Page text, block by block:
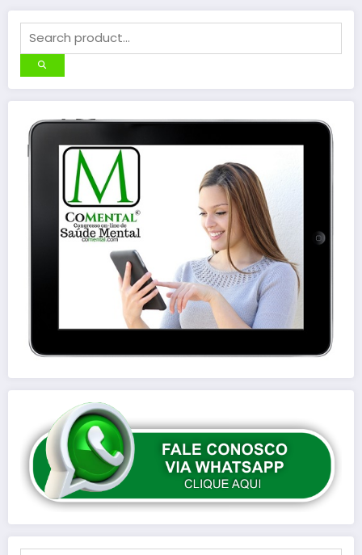
Digite seu e-mail…